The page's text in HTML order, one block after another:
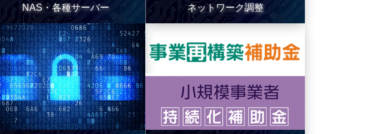
NAS・各種サーバー ネットワーク調整